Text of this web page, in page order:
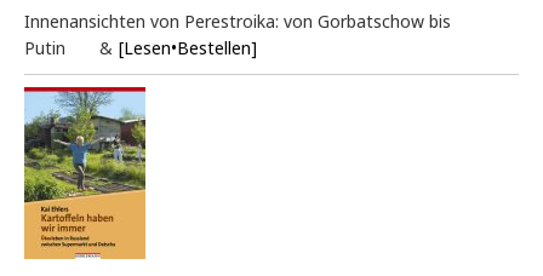
Innenansichten von Perestroika: von Gorbatschow bis
Putin & [Lesen•Bestellen]